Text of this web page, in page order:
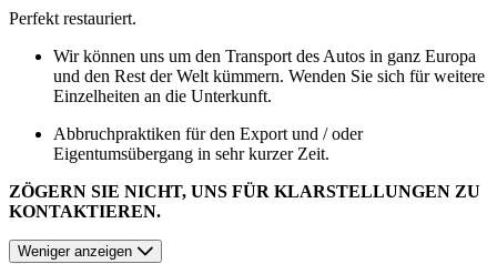
Perfekt restauriert.
Wir können uns um den Transport des Autos in ganz Europa
und den Rest der Welt kümmern. Wenden Sie sich für weitere
Einzelheiten an die Unterkunft.
Abbruchpraktiken für den Export und / oder
Eigentumsübergang in sehr kurzer Zeit.
ZÖGERN SIE NICHT, UNS FÜR KLARSTELLUNGEN ZU
KONTAKTIEREN.
Weniger anzeigen